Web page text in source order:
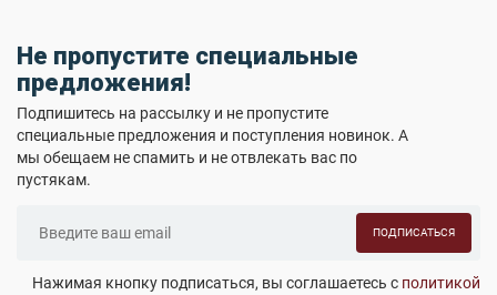
Не пропустите специальные
предложения!
Подпишитесь на рассылку и не пропустите
специальные предложения и поступления новинок. А
мы обещаем не спамить и не отвлекать вас по
пустякам.
ПОДПИСАТЬСЯ
Нажимая кнопку подписаться, вы соглашаетесь с политикой